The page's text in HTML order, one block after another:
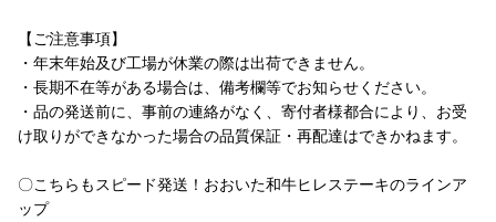
【ご注意事項】
・年末年始及び工場が休業の際は出荷できません。
・長期不在等がある場合は、備考欄等でお知らせください。
・品の発送前に、事前の連絡がなく、寄付者様都合により、お受
け取りができなかった場合の品質保証・再配達はできかねます。
〇こちらもスピード発送！おおいた和牛ヒレステーキのラインア
ップ